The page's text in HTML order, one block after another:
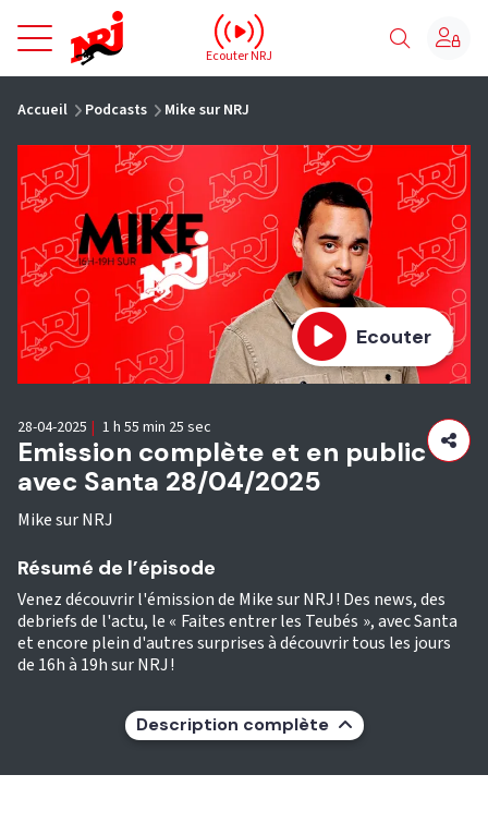
NRJ - Accueil
Ecouter NRJ
Accueil Podcasts Mike sur NRJ
Ecouter
Emission complète et en public
avec Santa 28/04/2025
Mike sur NRJ
28-04-2025 | 1 h 55 min 25 sec
Résumé de l’épisode
Venez découvrir l'émission de Mike sur NRJ ! Des news, des
debriefs de l'actu, le « Faites entrer les Teubés », avec Santa
et encore plein d'autres surprises à découvrir tous les jours
de 16h à 19h sur NRJ !
Description complète